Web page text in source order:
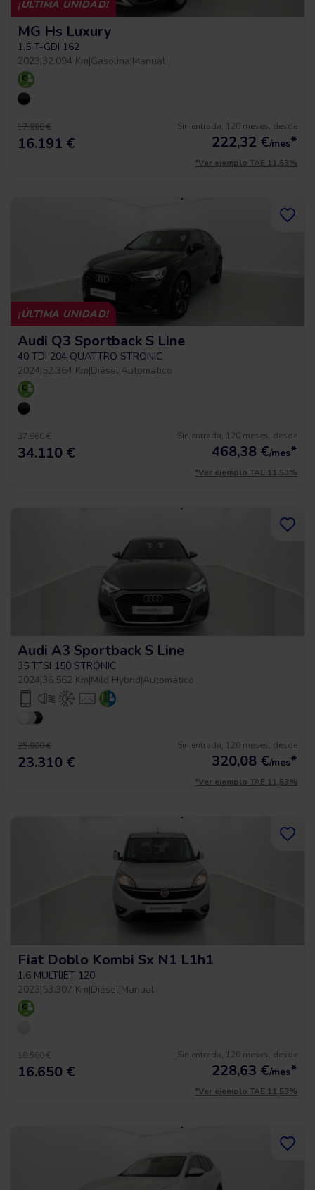
¡ÚLTIMA UNIDAD!
MG Hs Luxury
1.5 T-GDI 162
2023|32.094 Km|Gasolina|Manual
17.990 €
16.191 €
Sin entrada, 120 meses, desde
222,32 €/mes*
*Ver ejemplo TAE 11,53%
¡ÚLTIMA UNIDAD!
Audi Q3 Sportback S Line
40 TDI 204 QUATTRO STRONIC
2024|52.364 Km|Diésel|Automático
37.900 €
34.110 €
Sin entrada, 120 meses, desde
468,38 €/mes*
*Ver ejemplo TAE 11,53%
Audi A3 Sportback S Line
35 TFSI 150 STRONIC
2024|36.562 Km|Mild Hybrid|Automático
25.900 €
23.310 €
Sin entrada, 120 meses, desde
320,08 €/mes*
*Ver ejemplo TAE 11,53%
Fiat Doblo Kombi Sx N1 L1h1
1.6 MULTIJET 120
2023|53.307 Km|Diésel|Manual
18.500 €
16.650 €
Sin entrada, 120 meses, desde
228,63 €/mes*
*Ver ejemplo TAE 11,53%